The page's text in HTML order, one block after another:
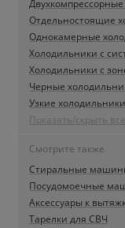
Отдельностоящие
Однокамерные
Холодильники с
Холодильники с
Черные
Узкие
Показать/скрыть все
Смотрите также
Стиральные
Посудомоечные
Аксессуары к
Тарелки для СВЧ